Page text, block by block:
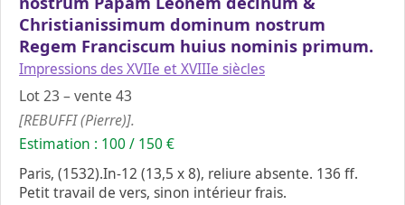
Christianissimum dominum nostrum
Regem Franciscum huius nominis primum.
Impressions des XVIIe et XVIIIe siècles
Lot 23 – vente 43
[REBUFFI (Pierre)].
Estimation : 100 / 150 €
Paris, (1532).In-12 (13,5 x 8), reliure absente. 136 ff.
Petit travail de vers, sinon intérieur frais.